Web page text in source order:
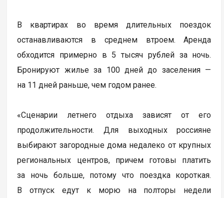
В квартирах во время длительных поездок
останавливаются в среднем втроем. Аренда
обходится примерно в 5 тысяч рублей за ночь.
Бронируют жилье за 100 дней до заселения —
на 11 дней раньше, чем годом ранее.
«Сценарии летнего отдыха зависят от его
продолжительности. Для выходных россияне
выбирают загородные дома недалеко от крупных
региональных центров, причем готовы платить
за ночь больше, потому что поездка короткая.
В отпуск едут к морю на полторы недели